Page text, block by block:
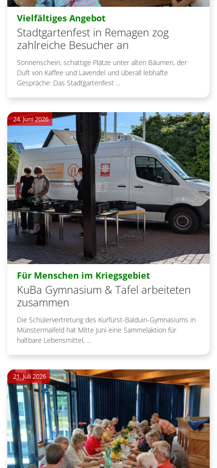
Vielfältiges Angebot:
Stadtgartenfest in Remagen zog
zahlreiche Besucher an
Sonnenschein, schattige Plätze unter alten Bäumen, der
Duft von Kaffee und Lavendel und überall lebhafte
Gespräche: Das Stadtgartenfest ...
Für Menschen im Kriegsgebiet:
KuBa Gymnasium & Tafel arbeiteten
zusammen
24. Juni 2026
Die Schülervertretung des Kurfürst-Balduin-Gymnasiums in
Münstermaifeld hat Mitte Juni eine Sammelaktion für
haltbare Lebensmittel, ...
21. Juli 2026